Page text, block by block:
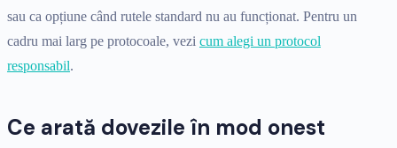
sau ca opțiune când rutele standard nu au funcționat. Pentru un
cadru mai larg pe protocoale, vezi cum alegi un protocol
responsabil.
Ce arată dovezile în mod onest